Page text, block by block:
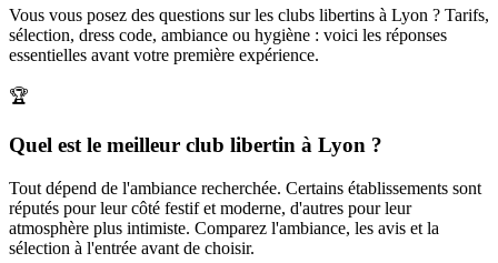
Vous vous posez des questions sur les clubs libertins à Lyon ? Tarifs,
sélection, dress code, ambiance ou hygiène : voici les réponses
essentielles avant votre première expérience.
🏆
Quel est le meilleur club libertin à Lyon ?
Tout dépend de l'ambiance recherchée. Certains établissements sont
réputés pour leur côté festif et moderne, d'autres pour leur
atmosphère plus intimiste. Comparez l'ambiance, les avis et la
sélection à l'entrée avant de choisir.